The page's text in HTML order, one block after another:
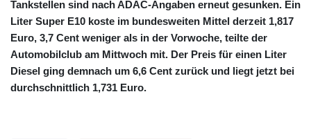
Tankstellen sind nach ADAC-Angaben erneut gesunken. Ein
Liter Super E10 koste im bundesweiten Mittel derzeit 1,817
Euro, 3,7 Cent weniger als in der Vorwoche, teilte der
Automobilclub am Mittwoch mit. Der Preis für einen Liter
Diesel ging demnach um 6,6 Cent zurück und liegt jetzt bei
durchschnittlich 1,731 Euro.